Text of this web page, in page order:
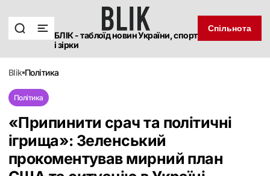
БЛІК - таблоїд новин України, спорт
і зірки
Спільнота
blik політика
Політика
«Припинити срач та політичні
ігрища»: Зеленський
прокоментував мирний план